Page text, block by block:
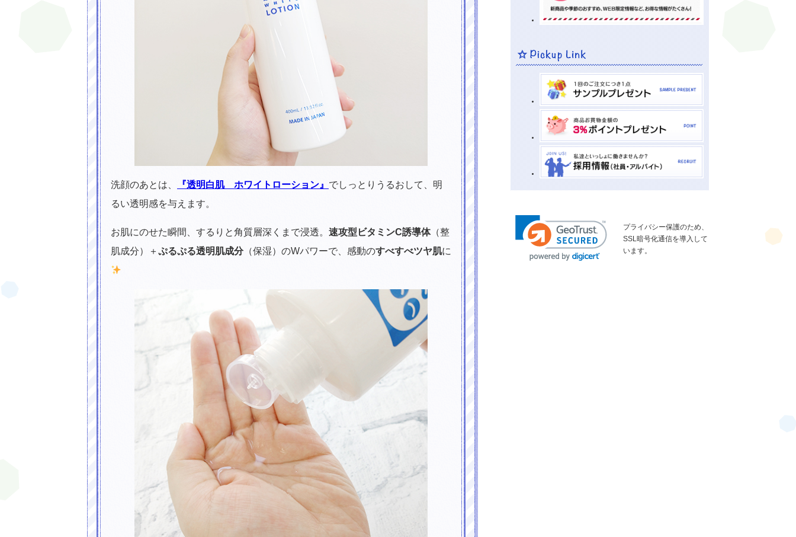
洗顔のあとは、 『透明白肌 ホワイトローション』 でしっとりうるおして、明
るい透明感を与えます。
お肌にのせた瞬間、するりと角質層深くまで浸透。 速攻型ビタミンC誘導体（整
肌成分）＋ぷるぷる透明肌成分（保湿）のWパワーで、感動のすべすべツヤ肌に
プライバシー保護のため、
SSL暗号化通信を導入して
います。